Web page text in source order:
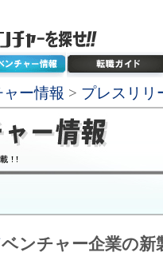
ー情報 > プレスリリ
ベンチャー企業の新